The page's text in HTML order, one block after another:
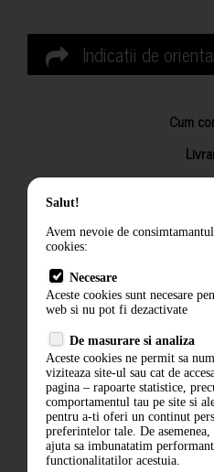
Indicatii de
Cum
Returnarea
Termeni si
Politica de
Salut!
Avem nevoie de
cookies:
Necesare
Aceste cookies sunt necesare
web si nu pot fi dezactivate
De masurare si analiza
Aceste cookies ne permit sa
viziteaza site-ul sau cat de
pagina – rapoarte statistice,
comportamentul tau pe site si
pentru a-ti oferi un continut
preferintelor tale. De
ajuta sa imbunatatim
functionalitatilor acestuia.